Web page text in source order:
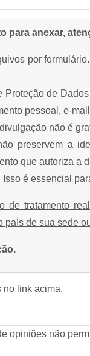
para anexar,
por
Proteção de
pessoal, e-
não é
preservem a
que autoriza a
é essencial
de tratamento
país de sua sede
no link acima.
opiniões não